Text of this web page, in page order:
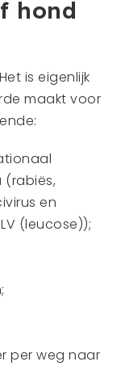
hond
is eigenlijk
maakt voor
en
(leucose));
per weg naar